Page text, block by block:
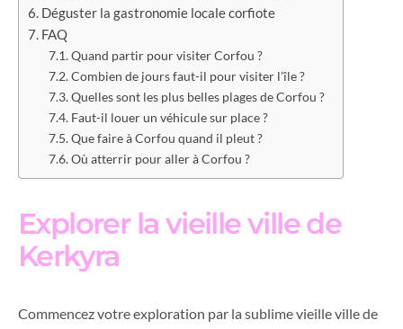
Déguster la gastronomie locale corfiote
FAQ
Quand partir pour visiter Corfou ?
Combien de jours faut-il pour visiter l’île ?
Quelles sont les plus belles plages de Corfou ?
Faut-il louer un véhicule sur place ?
Que faire à Corfou quand il pleut ?
Où atterrir pour aller à Corfou ?
Explorer la vieille ville de
Kerkyra
Commencez votre exploration par la sublime vieille ville de